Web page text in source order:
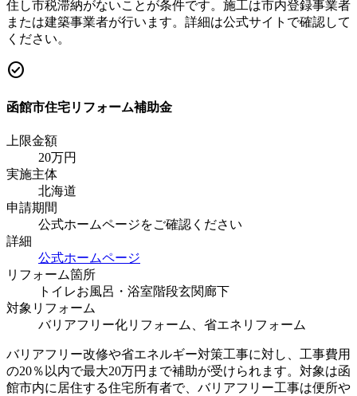
住し市税滞納がないことが条件です。施工は市内登録事業者
または建築事業者が行います。詳細は公式サイトで確認して
ください。
check_circle
函館市住宅リフォーム補助金
上限金額
20万円
実施主体
北海道
申請期間
公式ホームページをご確認ください
詳細
公式ホームページ
リフォーム箇所
トイレお風呂・浴室階段玄関廊下
対象リフォーム
バリアフリー化リフォーム、省エネリフォーム
バリアフリー改修や省エネルギー対策工事に対し、工事費用
の20％以内で最大20万円まで補助が受けられます。対象は函
館市内に居住する住宅所有者で、バリアフリー工事は便所や